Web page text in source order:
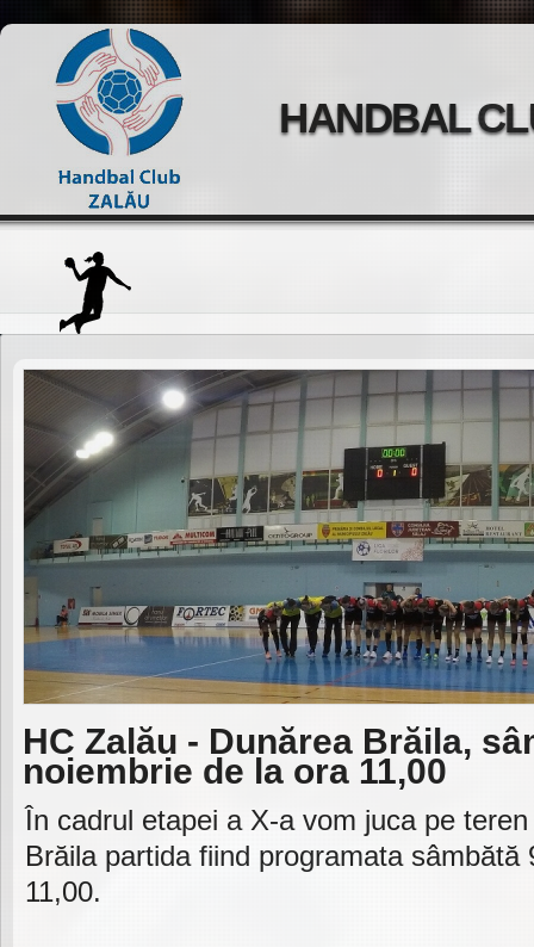
HANDBAL
HC Zalău - Dunărea Brăila,
noiembrie de la ora 11,00
În cadrul etapei a X-a vom juca pe
Brăila partida fiind programata sâmbătă
11,00.